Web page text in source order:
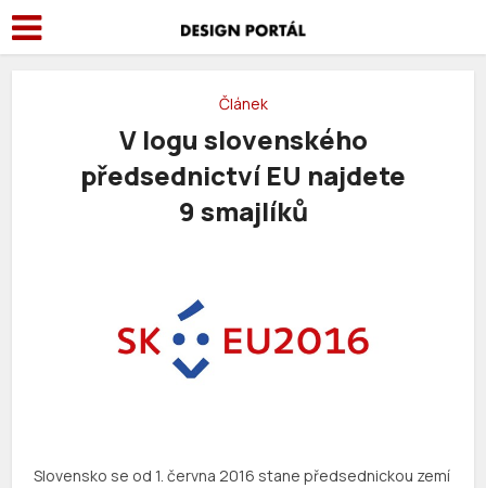
Článek
V logu slovenského
předsednictví EU najdete
9 smajlíků
Slovensko se od 1. června 2016 stane předsednickou zemí